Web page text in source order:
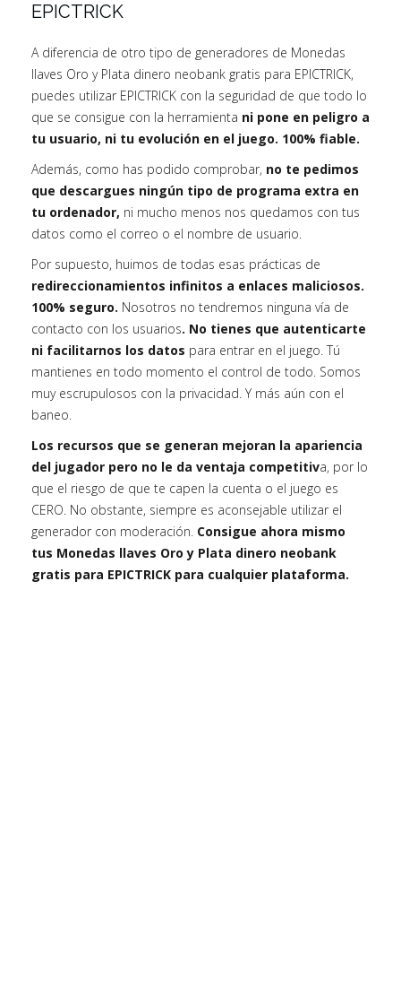
EPICTRICK
A diferencia de otro tipo de generadores de Monedas
llaves Oro y Plata dinero neobank gratis para EPICTRICK,
puedes utilizar EPICTRICK con la seguridad de que todo lo
que se consigue con la herramienta ni pone en peligro a
tu usuario, ni tu evolución en el juego. 100% fiable.
Además, como has podido comprobar, no te pedimos
que descargues ningún tipo de programa extra en
tu ordenador, ni mucho menos nos quedamos con tus
datos como el correo o el nombre de usuario.
Por supuesto, huimos de todas esas prácticas de
redireccionamientos infinitos a enlaces maliciosos.
100% seguro. Nosotros no tendremos ninguna vía de
contacto con los usuarios. No tienes que autenticarte
ni facilitarnos los datos para entrar en el juego. Tú
mantienes en todo momento el control de todo. Somos
muy escrupulosos con la privacidad. Y más aún con el
baneo.
Los recursos que se generan mejoran la apariencia
del jugador pero no le da ventaja competitiva, por lo
que el riesgo de que te capen la cuenta o el juego es
CERO. No obstante, siempre es aconsejable utilizar el
generador con moderación. Consigue ahora mismo
tus Monedas llaves Oro y Plata dinero neobank
gratis para EPICTRICK para cualquier plataforma.